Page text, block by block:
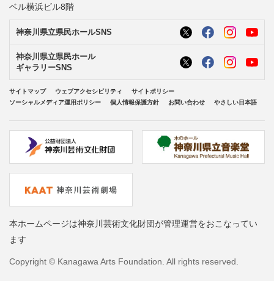
ベル横浜ビル8階
神奈川県立県民ホールSNS
神奈川県立県民ホール
ギャラリーSNS
サイトマップ ウェブアクセシビリティ
サイトポリシー
ソーシャルメディア運用ポリシー
個人情報保護方針 お問い合わせ やさしい日本語
本ホームページは神奈川芸術文化財団が管理運営をおこなってい
ます
Copyright © Kanagawa Arts Foundation. All rights reserved.